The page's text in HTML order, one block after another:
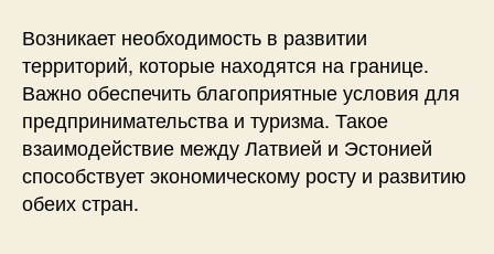
Возникает необходимость в развитии
территорий, которые находятся на границе.
Важно обеспечить благоприятные условия для
предпринимательства и туризма. Такое
взаимодействие между Латвией и Эстонией
способствует экономическому росту и развитию
обеих стран.